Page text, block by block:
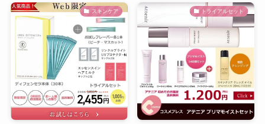
スキンケア トライアルセット